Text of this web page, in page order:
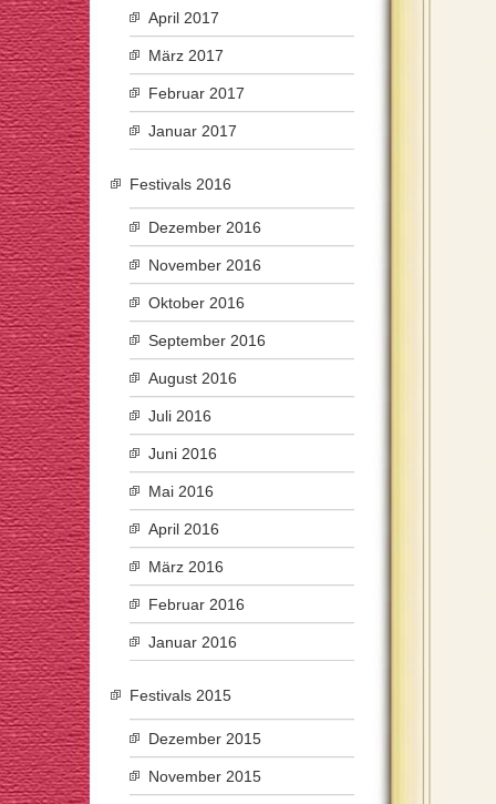
April 2017
März 2017
Februar 2017
Januar 2017
Festivals 2016
Dezember 2016
November 2016
Oktober 2016
September 2016
August 2016
Juli 2016
Juni 2016
Mai 2016
April 2016
März 2016
Februar 2016
Januar 2016
Festivals 2015
Dezember 2015
November 2015